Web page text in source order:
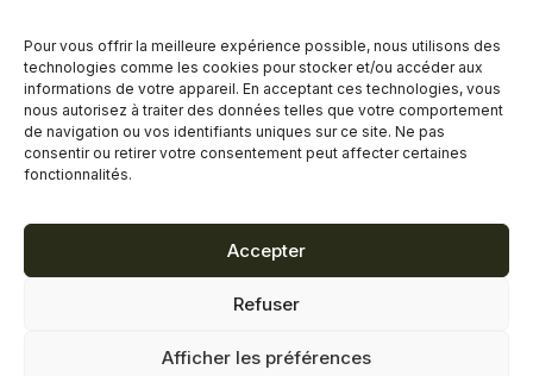
Pour vous offrir la meilleure expérience possible, nous utilisons des
technologies comme les cookies pour stocker et/ou accéder aux
informations de votre appareil. En acceptant ces technologies, vous
nous autorisez à traiter des données telles que votre comportement
de navigation ou vos identifiants uniques sur ce site. Ne pas
consentir ou retirer votre consentement peut affecter certaines
fonctionnalités.
Accepter
Refuser
Afficher les préférences
Heures d’ouverture
Lundi au mercredi
9h00 à 17h30
Jeudi
9h00 à 20h00
Vendredi
9h00 à 18h00
Dimanche
11h00 à 16h30
Termes et conditions